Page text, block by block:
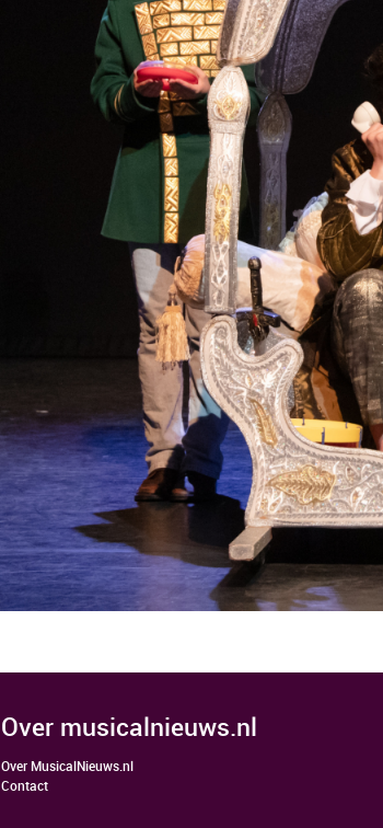
over musicalnieuws.nl
Over MusicalNieuws.nl
Contact